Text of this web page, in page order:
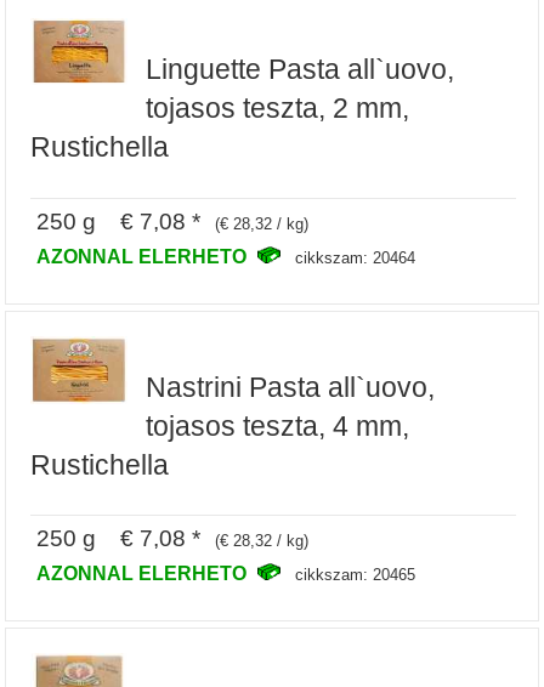
Linguette Pasta all`uovo,
tojasos teszta, 2 mm,
Rustichella
250 g € 7,08 * (€ 28,32 / kg)
AZONNAL ELERHETO cikkszam: 20464
Nastrini Pasta all`uovo,
tojasos teszta, 4 mm,
Rustichella
250 g € 7,08 * (€ 28,32 / kg)
AZONNAL ELERHETO cikkszam: 20465